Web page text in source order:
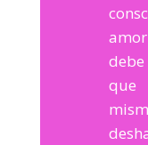
que